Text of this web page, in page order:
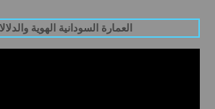
العمارة السودانية الهوية